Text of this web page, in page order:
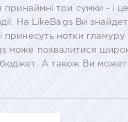
принаймні три сумки - і
На LikeBags Ви
принесуть нотки гламуру
може похвалитися
бюджет. А також Ви